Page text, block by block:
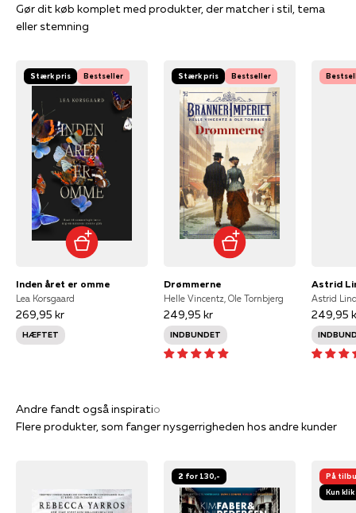
Gør dit køb komplet med produkter, der matcher i stil, tema
eller stemning
Stærk pris Bestseller
Inden året er omme
Lea Korsgaard
269,95 kr
HÆFTET
Stærk pris Bestseller
Drømmerne
Helle Vincentz, Ole Tornbjerg
249,95 kr
INDBUNDET
Astrid
249,95
Flere produkter, som fanger nysgerrigheden hos andre kunder
2 for 130,-
På
Kun